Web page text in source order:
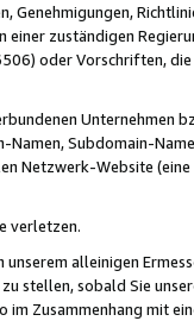
Genehmigungen,
zuständigen
oder Vorschriften,
Unternehmen
Namen, Subdomain-
Netzwerk-Website
verletzen.
alleinigen
stellen, sobald Sie
im Zusammenhang mit